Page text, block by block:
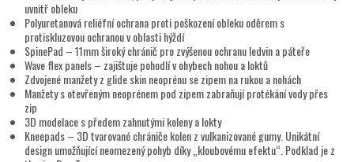
uvnitř obleku
Polyuretanová reliéfní ochrana proti poškození obleku oděrem s
protiskluzovou ochranou v oblasti hýždí
SpinePad – 11mm široký chránič pro zvýšenou ochranu ledvin a páteře
Wave flex panels – zajištuje pohodlí v ohybech nohou a loktů
Zdvojené manžety z glide skin neoprénu se zipem na rukou a nohách
Manžety s otevřeným neoprénem pod zipem zabraňují protékání vody přes
zip
3D modelace s předem zahnutými koleny a lokty
Kneepads – 3D tvarované chrániče kolen z vulkanizované gumy. Unikátní
design umožňující neomezený pohyb díky „kloubovému efektu“. Podklad je z